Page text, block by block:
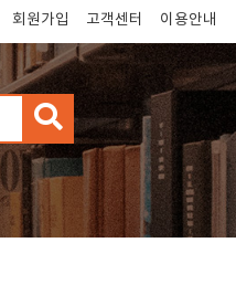
회원가입 고객센터 이용안내
검
색